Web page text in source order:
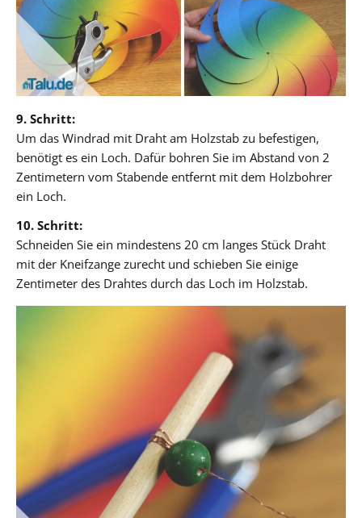
9. Schritt:
Um das Windrad mit Draht am Holzstab zu befestigen,
benötigt es ein Loch. Dafür bohren Sie im Abstand von 2
Zentimetern vom Stabende entfernt mit dem Holzbohrer
ein Loch.
10. Schritt:
Schneiden Sie ein mindestens 20 cm langes Stück Draht
mit der Kneifzange zurecht und schieben Sie einige
Zentimeter des Drahtes durch das Loch im Holzstab.